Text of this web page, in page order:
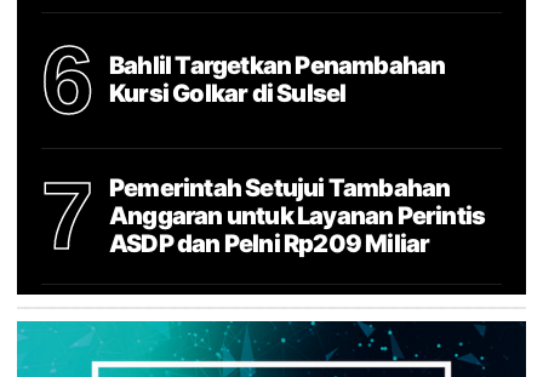
6
Bahlil Targetkan Penambahan
Kursi Golkar di Sulsel
7
Pemerintah Setujui Tambahan
Anggaran untuk Layanan Perintis
ASDP dan Pelni Rp209 Miliar